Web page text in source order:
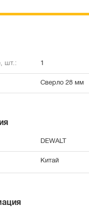
шт.: 1
Сверло 28 мм
DEWALT
Китай